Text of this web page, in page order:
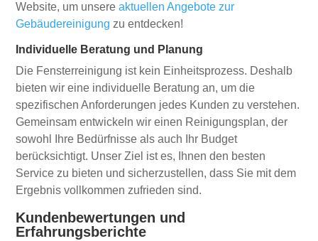
Website, um unsereaktuellen Angebote zur
Gebäudereinigung zu entdecken!
Individuelle Beratung und Planung
Die Fensterreinigung ist kein Einheitsprozess. Deshalb
bieten wir eine individuelle Beratung an, um die
spezifischen Anforderungen jedes Kunden zu verstehen.
Gemeinsam entwickeln wir einen Reinigungsplan, der
sowohl Ihre Bedürfnisse als auch Ihr Budget
berücksichtigt. Unser Ziel ist es, Ihnen den besten
Service zu bieten und sicherzustellen, dass Sie mit dem
Ergebnis vollkommen zufrieden sind.
Kundenbewertungen und
Erfahrungsberichte